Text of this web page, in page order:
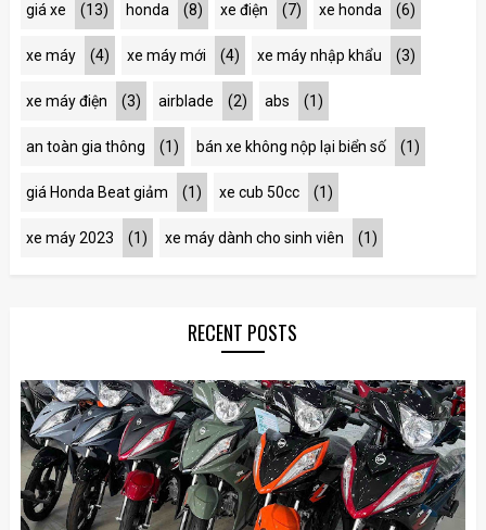
giá xe (13) honda (8) xe điện (7) xe honda (6)
xe máy (4) xe máy mới (4) xe máy nhập khẩu (3)
xe máy điện (3) airblade (2) abs (1)
an toàn gia thông (1) bán xe không nộp lại biển số (1)
giá Honda Beat giảm (1) xe cub 50cc (1)
xe máy 2023 (1) xe máy dành cho sinh viên (1)
RECENT POSTS